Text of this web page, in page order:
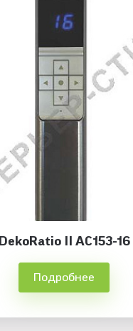
DekoRatio II AC153-16
Подробнее